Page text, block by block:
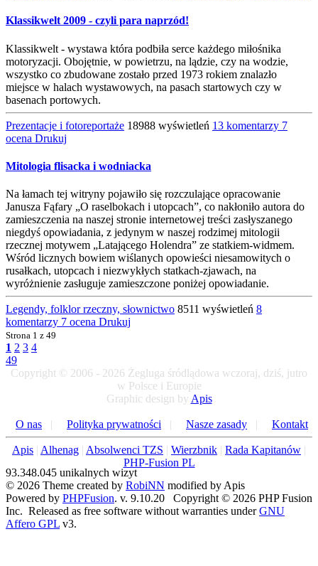
Klassikwelt 2009 - czyli para naprzód!
Klassikwelt - wystawa która podbiła serce każdego miłośnika
motoryzacji. Obojętnie, w powietrzu, na lądzie, czy na wodzie,
wszystko co zbudowane zostało przed 1973 rokiem znalazło
miejsce w halach wystawowych, na pasach startowych czy w
basenach portowych.
Prezentacje i fotoreportaże 18988 wyświetleń 13 komentarzy 7
ocena Drukuj
Mitologia flisacka i wodniacka
Na łamach tej witryny pojawiło się rozczulające opracowanie
Janusza Fąfary „O raselbokach i utopcach”, co nakłoniło autora do
zamieszczenia na naszej stronie internetowej treści zasłyszanego
niegdyś opowiadania, z jedynym w naszej rodzimej mitologii
rzecznej motywem „Latającego Holendra” ze statkiem-widmem.
Wśród licznych bowiem wiślanych opowieści niesamowitych o
rusałkach, utopcach i niezwykłych statkach-zjawach, na
wyróżnienie zasługuje zamieszczone poniżej opowiadanie.
Legendy, folklor rzeczny, słownictwo 8511 wyświetleń 8
komentarzy 7 ocena Drukuj
Strona 1 z 49
1 2 3 4
49
Copyright © 2006 - 2026 Żegluga śródlądowa wczoraj, dziś, jutro
w Polsce i Europie
Graphic design by Apis
O nas | Polityka prywatności | Nasze zasady | Kontakt
Apis | Alhenag | Absolwenci TZS | Wierzbnik | Rada Kapitanów |
PHP-Fusion PL
93.348.045 unikalnych wizyt
© 2026 Theme created by RobiNN modified by Apis
Powered by PHPFusion. v. 9.10.20 Copyright © 2026 PHP Fusion
Inc. Released as free software without warranties underGNU
Affero GPL v3.